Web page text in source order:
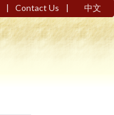
| Contact Us | 中文